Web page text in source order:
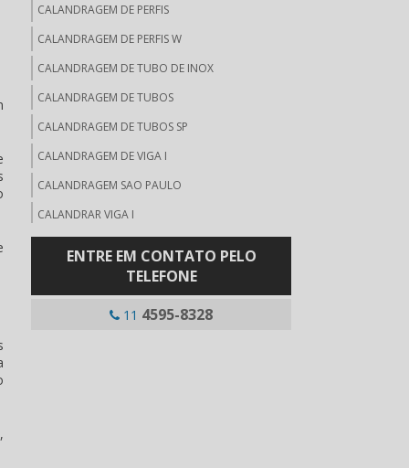
CALANDRAGEM DE PERFIS
CALANDRAGEM DE PERFIS W
CALANDRAGEM DE TUBO DE INOX
CALANDRAGEM DE TUBOS
CALANDRAGEM DE TUBOS SP
CALANDRAGEM DE VIGA I
CALANDRAGEM SAO PAULO
CALANDRAR VIGA I
CONFORMAÇÃO DE CHAPAS METÁLICAS
ENTRE EM CONTATO PELO
TELEFONE
11 4595-8328